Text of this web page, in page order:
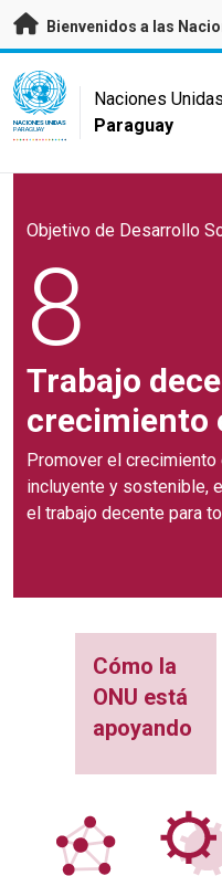
Saltar a contenido principal
Bienvenidos a las
UN Logo
NACIONES UNIDAS
PARAGUAY
Naciones Unidas
Paraguay
Objetivo de Desarrollo
8
Trabajo
crecimiento
Promover el
incluyente y sostenible,
el trabajo decente para
Cómo la
ONU está
apoyando